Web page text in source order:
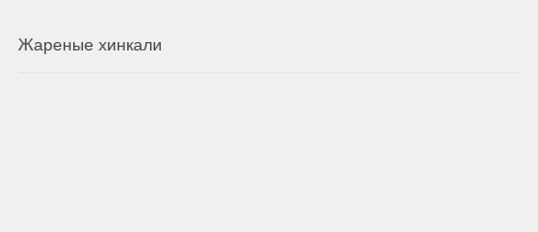
Жареные хинкали